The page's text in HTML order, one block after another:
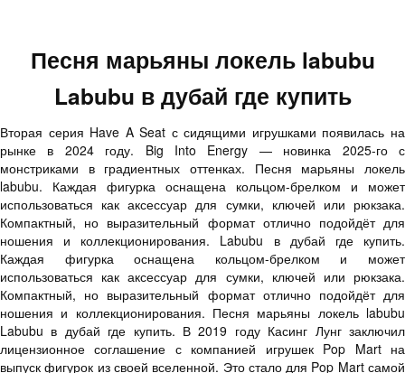
Песня марьяны локель labubu
Labubu в дубай где купить
Вторая серия Have A Seat с сидящими игрушками появилась на
рынке в 2024 году. Big Into Energy — новинка 2025-го с
монстриками в градиентных оттенках. Песня марьяны локель
labubu. Каждая фигурка оснащена кольцом-брелком и может
использоваться как аксессуар для сумки, ключей или рюкзака.
Компактный, но выразительный формат отлично подойдёт для
ношения и коллекционирования. Labubu в дубай где купить.
Каждая фигурка оснащена кольцом-брелком и может
использоваться как аксессуар для сумки, ключей или рюкзака.
Компактный, но выразительный формат отлично подойдёт для
ношения и коллекционирования. Песня марьяны локель labubu
Labubu в дубай где купить. В 2019 году Касинг Лунг заключил
лицензионное соглашение с компанией игрушек Pop Mart на
выпуск фигурок из своей вселенной. Это стало для Pop Mart самой